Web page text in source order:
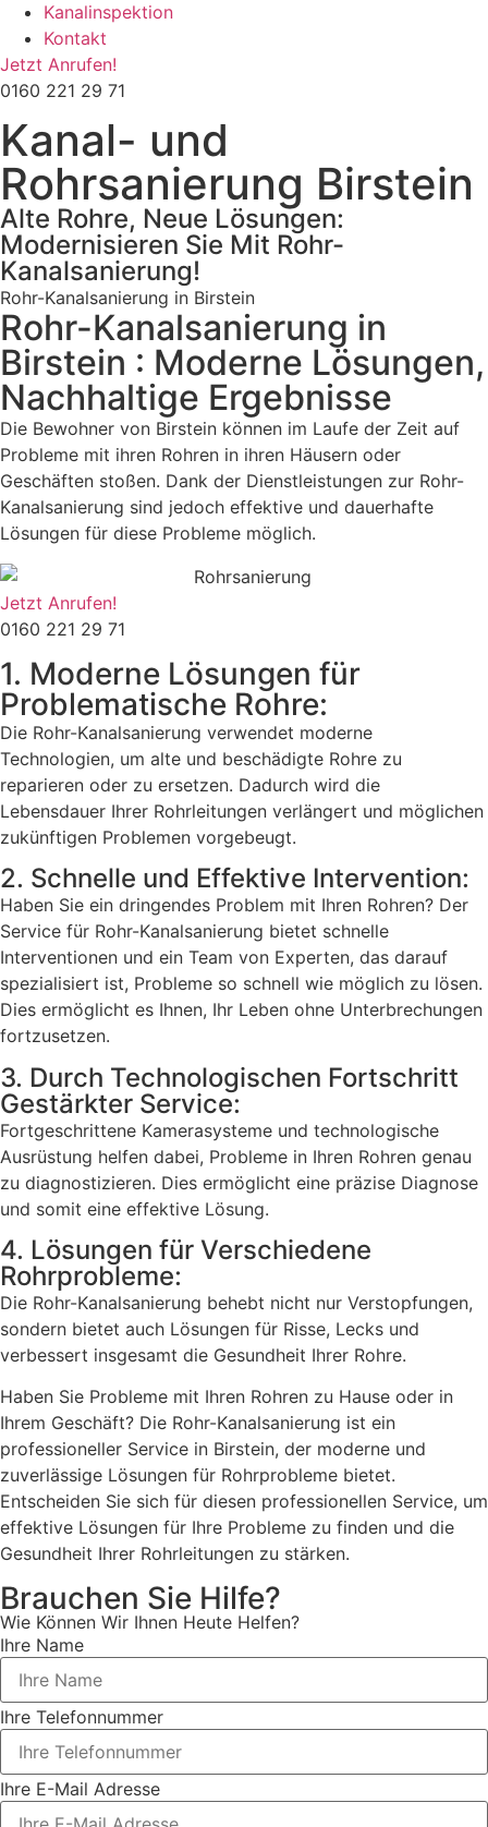
Kanalinspektion
Kontakt
Jetzt Anrufen!
0160 221 29 71
Kanal- und
Rohrsanierung Birstein
Alte Rohre, Neue Lösungen:
Modernisieren Sie Mit Rohr-
Kanalsanierung!
Rohr-Kanalsanierung in Birstein
Rohr-Kanalsanierung in
Birstein : Moderne Lösungen,
Nachhaltige Ergebnisse
Die Bewohner von Birstein können im Laufe der Zeit auf
Probleme mit ihren Rohren in ihren Häusern oder
Geschäften stoßen. Dank der Dienstleistungen zur Rohr-
Kanalsanierung sind jedoch effektive und dauerhafte
Lösungen für diese Probleme möglich.
Jetzt Anrufen!
0160 221 29 71
1. Moderne Lösungen für
Problematische Rohre:
Die Rohr-Kanalsanierung verwendet moderne
Technologien, um alte und beschädigte Rohre zu
reparieren oder zu ersetzen. Dadurch wird die
Lebensdauer Ihrer Rohrleitungen verlängert und möglichen
zukünftigen Problemen vorgebeugt.
2. Schnelle und Effektive Intervention:
Haben Sie ein dringendes Problem mit Ihren Rohren? Der
Service für Rohr-Kanalsanierung bietet schnelle
Interventionen und ein Team von Experten, das darauf
spezialisiert ist, Probleme so schnell wie möglich zu lösen.
Dies ermöglicht es Ihnen, Ihr Leben ohne Unterbrechungen
fortzusetzen.
3. Durch Technologischen Fortschritt
Gestärkter Service:
Fortgeschrittene Kamerasysteme und technologische
Ausrüstung helfen dabei, Probleme in Ihren Rohren genau
zu diagnostizieren. Dies ermöglicht eine präzise Diagnose
und somit eine effektive Lösung.
4. Lösungen für Verschiedene
Rohrprobleme:
Die Rohr-Kanalsanierung behebt nicht nur Verstopfungen,
sondern bietet auch Lösungen für Risse, Lecks und
verbessert insgesamt die Gesundheit Ihrer Rohre.
Haben Sie Probleme mit Ihren Rohren zu Hause oder in
Ihrem Geschäft? Die Rohr-Kanalsanierung ist ein
professioneller Service in Birstein, der moderne und
zuverlässige Lösungen für Rohrprobleme bietet.
Entscheiden Sie sich für diesen professionellen Service, um
effektive Lösungen für Ihre Probleme zu finden und die
Gesundheit Ihrer Rohrleitungen zu stärken.
Brauchen Sie Hilfe?
Wie Können Wir Ihnen Heute Helfen?
Ihre Name
Ihre Telefonnummer
Ihre E-Mail Adresse